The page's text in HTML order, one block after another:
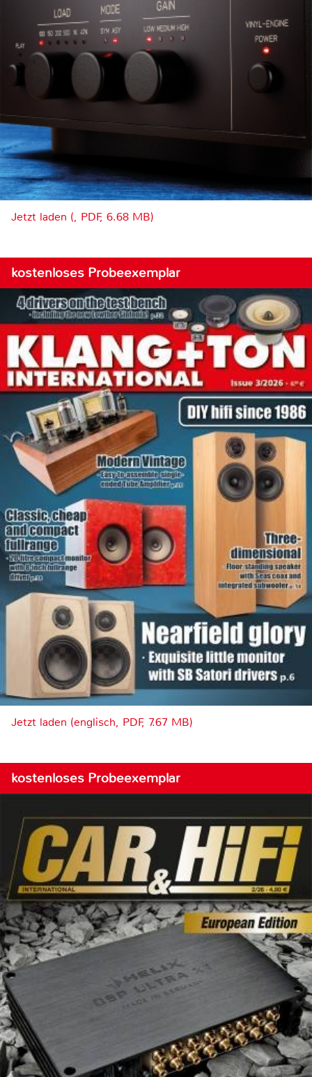
Jetzt laden (, PDF, 6.68 MB)
kostenloses Probeexemplar
Jetzt laden (englisch, PDF, 7.67 MB)
kostenloses Probeexemplar